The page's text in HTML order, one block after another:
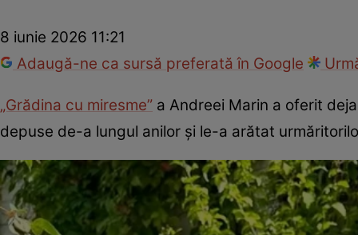
8 iunie 2026 11:21
Adaugă-ne ca sursă preferată în Google
„Grădina cu miresme” a Andreei Marin a oferit
depuse de-a lungul anilor și le-a arătat